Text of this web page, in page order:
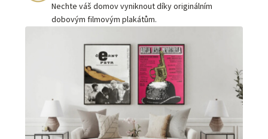
Nechte váš domov vyniknout díky originálním
dobovým filmovým plakátům.